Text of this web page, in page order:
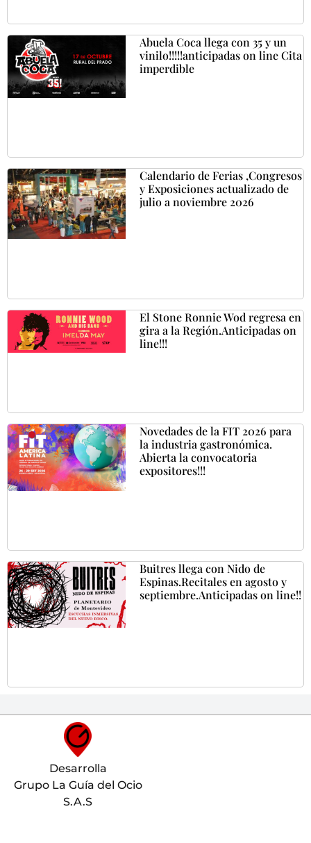
Abuela Coca llega con 35 y un
vinilo!!!!!anticipadas on line Cita
imperdible
Calendario de Ferias ,Congresos
y Exposiciones actualizado de
julio a noviembre 2026
El Stone Ronnie Wod regresa en
gira a la Región.Anticipadas on
line!!!
Novedades de la FIT 2026 para
la industria gastronómica.
Abierta la convocatoria
expositores!!!
Buitres llega con Nido de
Espinas.Recitales en agosto y
septiembre.Anticipadas on line!!
Desarrolla
Grupo La Guía del Ocio
S.A.S